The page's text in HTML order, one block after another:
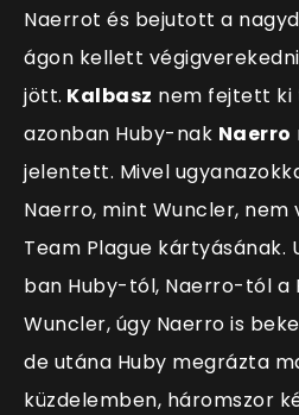
Naerrot és bejutott a
ágon kellett
jött. Kalbasz nem fejtett ki
azonban Huby-nak Naerro
jelentett. Mivel
Naerro, mint Wuncler,
Team Plague kártyásának.
ban Huby-tól, Naerro-tól a
Wuncler, úgy Naerro is
de utána Huby megrázta
küzdelemben, háromszor